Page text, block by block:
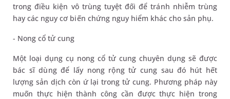
trong điều kiện vô trùng tuyệt đối để tránh nhiễm trùng
hay các nguy cơ biến chứng nguy hiểm khác cho sản phụ.
- Nong cổ tử cung
Một loại dụng cụ nong cổ tử cung chuyên dụng sẽ được
bác sĩ dùng để lấy nong rộng tử cung sau đó hút hết
lượng sản dịch còn ứ lại trong tử cung. Phương pháp này
muốn thực hiện thành công cần được thực hiện trong